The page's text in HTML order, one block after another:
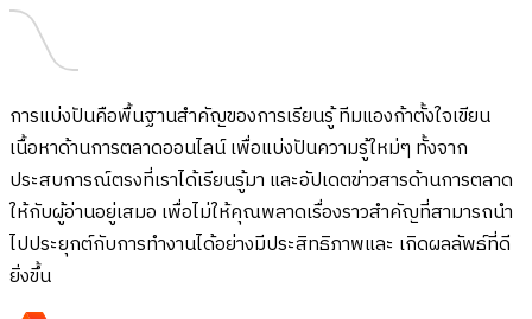
การแบ่งปันคือพื้นฐานสำคัญของการเรียนรู้ ทีมแองก้าตั้งใจเขียน
เนื้อหาด้านการตลาดออนไลน์ เพื่อแบ่งปันความรู้ใหม่ๆ ทั้งจาก
ประสบการณ์ตรงที่เราได้เรียนรู้มา และอัปเดตข่าวสารด้านการตลาด
ให้กับผู้อ่านอยู่เสมอ เพื่อไม่ให้คุณพลาดเรื่องราวสำคัญที่สามารถนำ
ไปประยุกต์กับการทำงานได้อย่างมีประสิทธิภาพและ เกิดผลลัพธ์ที่ดี
ยิ่งขึ้น